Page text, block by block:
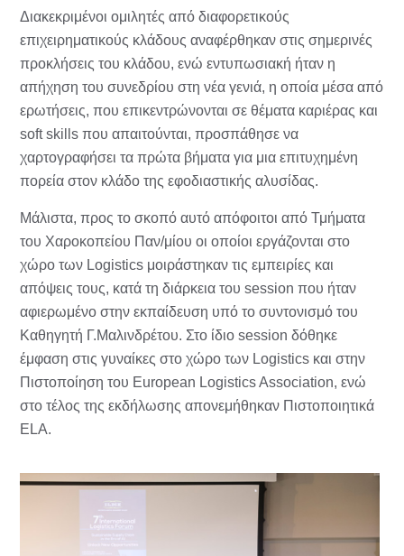
Διακεκριμένοι ομιλητές από διαφορετικούς
επιχειρηματικούς κλάδους αναφέρθηκαν στις σημερινές
προκλήσεις του κλάδου, ενώ εντυπωσιακή ήταν η
απήχηση του συνεδρίου στη νέα γενιά, η οποία μέσα από
ερωτήσεις, που επικεντρώνονται σε θέματα καριέρας και
soft skills που απαιτούνται, προσπάθησε να
χαρτογραφήσει τα πρώτα βήματα για μια επιτυχημένη
πορεία στον κλάδο της εφοδιαστικής αλυσίδας.
Μάλιστα, προς το σκοπό αυτό απόφοιτοι από Τμήματα
του Χαροκοπείου Παν/μίου οι οποίοι εργάζονται στο
χώρο των Logistics μοιράστηκαν τις εμπειρίες και
απόψεις τους, κατά τη διάρκεια του session που ήταν
αφιερωμένο στην εκπαίδευση υπό το συντονισμό του
Καθηγητή Γ.Μαλινδρέτου. Στο ίδιο session δόθηκε
έμφαση στις γυναίκες στο χώρο των Logistics και στην
Πιστοποίηση του European Logistics Association, ενώ
στο τέλος της εκδήλωσης απονεμήθηκαν Πιστοποιητικά
ELA.